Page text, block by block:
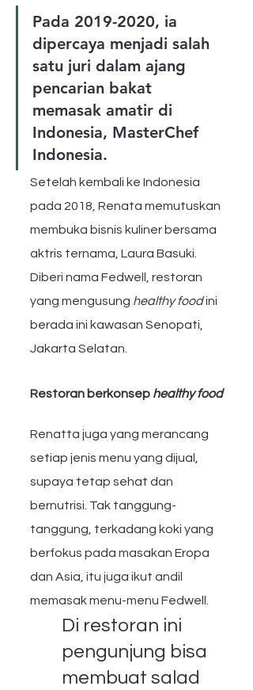
Pada 2019-2020, ia
dipercaya menjadi salah
satu juri dalam ajang
pencarian bakat
memasak amatir di
Indonesia, MasterChef
Indonesia.
Setelah kembali ke Indonesia
pada 2018, Renata memutuskan
membuka bisnis kuliner bersama
aktris ternama, Laura Basuki.
Diberi nama Fedwell, restoran
yang mengusung healthy food ini
berada ini kawasan Senopati,
Jakarta Selatan.
Restoran berkonsep healthy food
Renatta juga yang merancang
setiap jenis menu yang dijual,
supaya tetap sehat dan
bernutrisi. Tak tanggung-
tanggung, terkadang koki yang
berfokus pada masakan Eropa
dan Asia, itu juga ikut andil
memasak menu-menu Fedwell.
Di restoran ini
pengunjung bisa
membuat salad